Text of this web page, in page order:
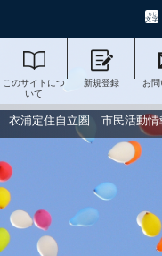
このサイトにつ
いて
新規登録 お
衣浦定住自立圏 市民活動